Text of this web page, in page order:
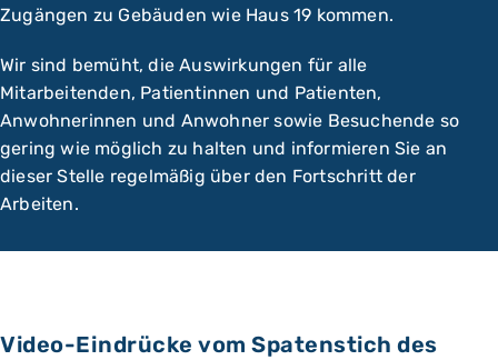
Zugängen zu Gebäuden wie Haus 19 kommen.
Wir sind bemüht, die Auswirkungen für alle
Mitarbeitenden, Patientinnen und Patienten,
Anwohnerinnen und Anwohner sowie Besuchende so
gering wie möglich zu halten und informieren Sie an
dieser Stelle regelmäßig über den Fortschritt der
Arbeiten.
Video-Eindrücke vom Spatenstich des